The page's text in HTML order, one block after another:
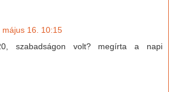
május 16. 10:15
szabadságon volt? megírta a napi